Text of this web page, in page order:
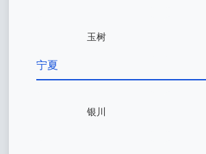
玉树
宁夏
银川